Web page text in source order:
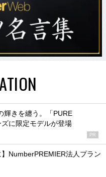
輝きを纏う。「PURE
に限定モデルが登場
PR
】NumberPREMIER法人プラン